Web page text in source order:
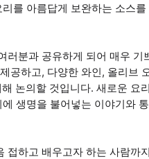
를 아름답게 보완하는 소스
분과 공유하게 되어 매우 기
공하고, 다양한 와인, 올리브
논의할 것입니다. 새로운 요
생명을 불어넣는 이야기와
하고 배우고자 하는 사람까